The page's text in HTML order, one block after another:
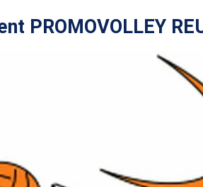
PROMOVOLLEY